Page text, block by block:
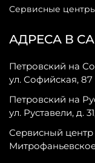
АДРЕСА В
Петровский на
ул. Софийская, 87
Петровский на
ул. Руставели, д.
Сервисный
Сервисные